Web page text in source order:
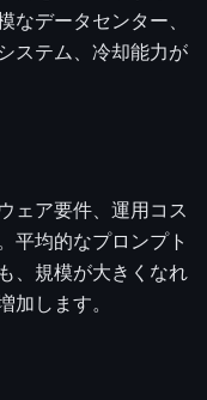
データセンター、
ステム、冷却能力が
ェア要件、運用コス
平均的なプロンプト
、規模が大きくなれ
します。